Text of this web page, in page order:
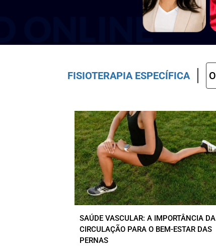
FISIOTERAPIA ESPECÍFICA
SAÚDE VASCULAR: A IMPORTÂNCIA DA
CIRCULAÇÃO PARA O BEM-ESTAR DAS
PERNAS